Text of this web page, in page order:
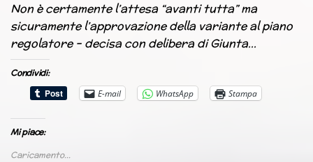
Non è certamente l’attesa “avanti tutta” ma
sicuramente l’approvazione della variante al piano
regolatore – decisa con delibera di Giunta…
Condividi:
E-mail
WhatsApp Stampa
Mi piace:
Caricamento...